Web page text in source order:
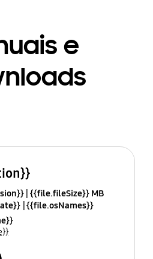
e
{{file.fileSize}} MB
{{file.osNames}}